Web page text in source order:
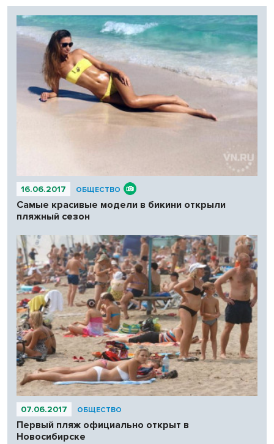
16.06.2017 ОБЩЕСТВО
Самые красивые модели в бикини открыли
пляжный сезон
07.06.2017 ОБЩЕСТВО
Первый пляж официально открыт в
Новосибирске